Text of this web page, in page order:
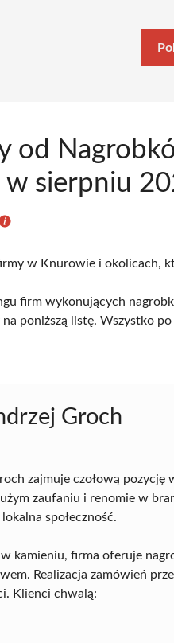
od
w sierpniu
w Knurowie i okolicach,
firm wykonujących
poniższą listę. Wszystko
Groch
zajmuje czołową
zaufaniu i renomie w
społeczność.
kamieniu, firma oferuje
Realizacja zamówień
Klienci chwalą: